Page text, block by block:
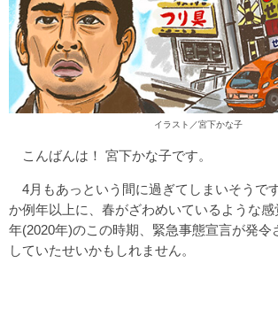
イラスト／宮下かな子
こんばんは！ 宮下かな子です。
4月もあっという間に過ぎてしまいそうで
か例年以上に、春がざわめいているような
年(2020年)のこの時期、緊急事態宣言が発令
していたせいかもしれません。